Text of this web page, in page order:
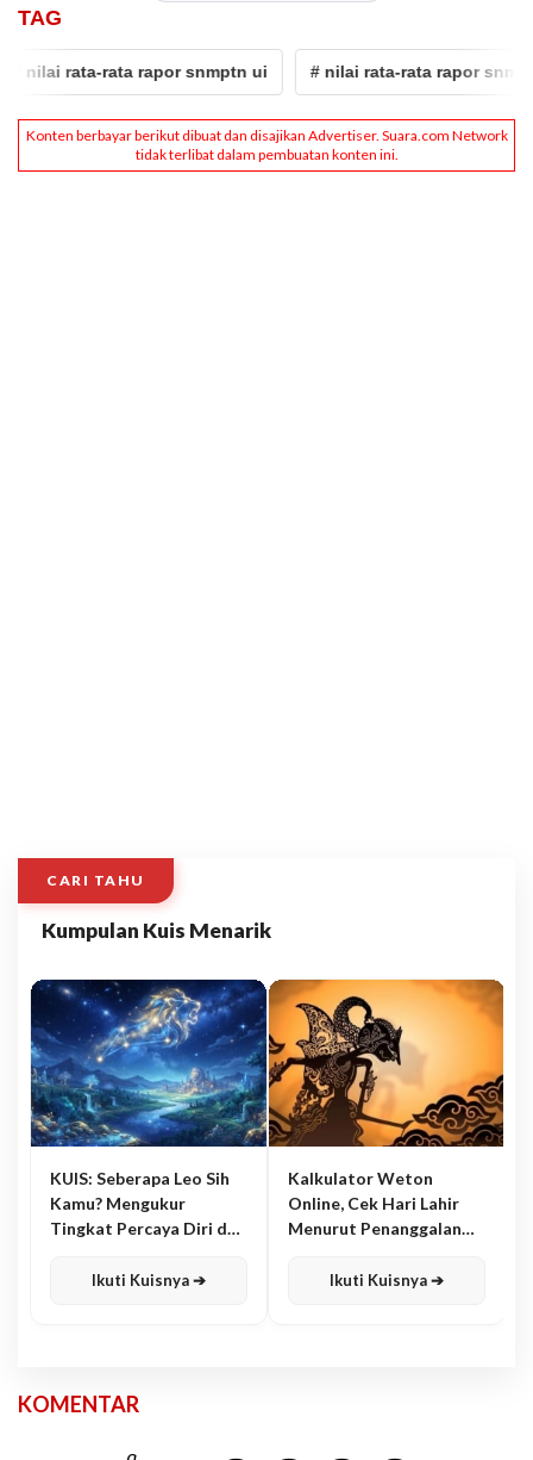
TAG
rata-rata rapor snmptn ui # nilai rata-rata rapor snmptn
CARI TAHU
Kumpulan Kuis Menarik
KUIS: Seberapa Leo Sih
Kamu? Mengukur
Tingkat Percaya Diri dan
Ikuti Kuisnya ➔
Kalkulator Weton
Online, Cek Hari Lahir
Menurut Penanggalan
Ikuti Kuisnya ➔
KOMENTAR